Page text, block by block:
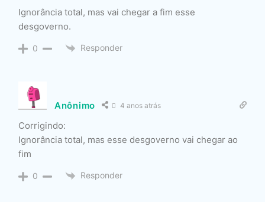
Ignorância total, mas vai chegar a fim esse
desgoverno.
0 Responder
Anônimo 4 anos atrás
Corrigindo:
Ignorância total, mas esse desgoverno vai chegar ao
fim
0 Responder